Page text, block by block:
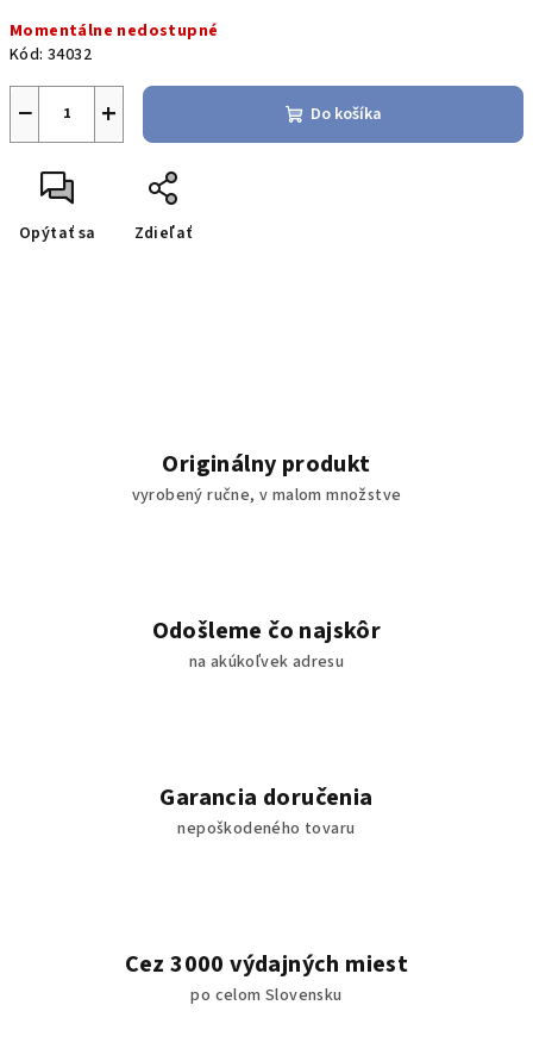
cena:
Momentálne nedostupné
Kód: 34032
+
− Do košíka
Opýtať sa Zdieľať
Originálny produkt
vyrobený ručne, v malom množstve
Odošleme čo najskôr
na akúkoľvek adresu
Garancia doručenia
nepoškodeného tovaru
Cez 3000 výdajných miest
po celom Slovensku